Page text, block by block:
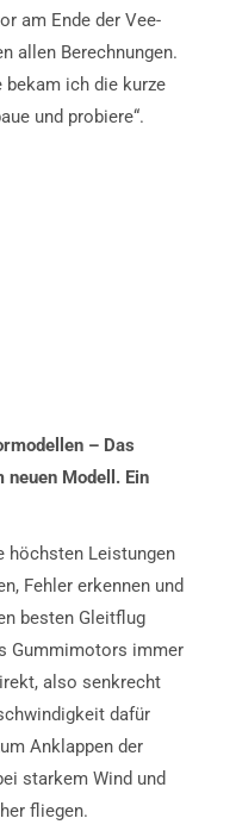
am Ende der Vee-
allen Berechnungen.
bekam ich die kurze
und probiere“.
– Das
neuen Modell. Ein
höchsten Leistungen
Fehler erkennen und
besten Gleitflug
Gummimotors immer
also senkrecht
dafür
Anklappen der
starkem Wind und
fliegen.